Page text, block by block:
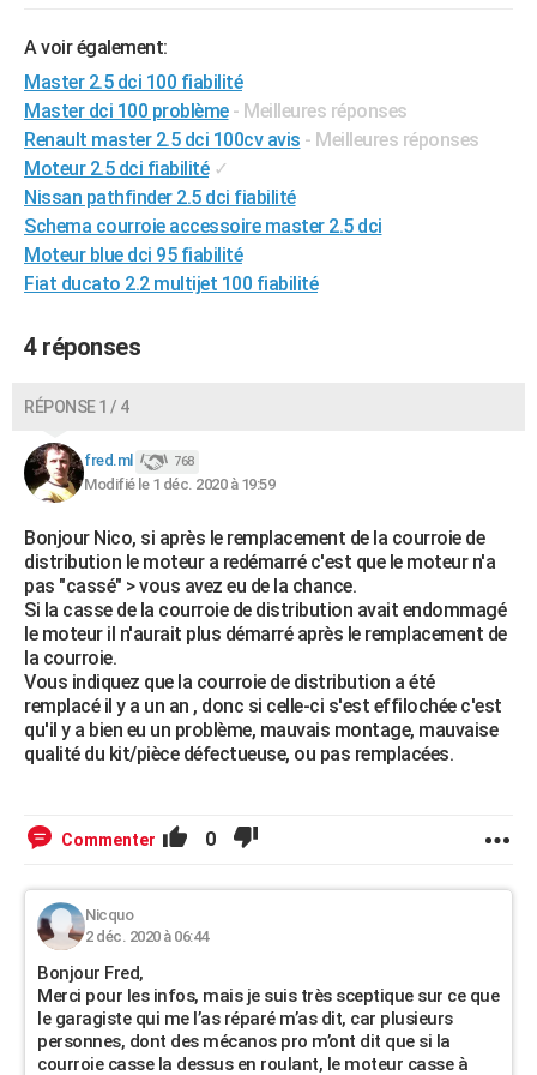
A voir également:
Master 2.5 dci 100 fiabilité
Master dci 100 problème - Meilleures réponses
Renault master 2.5 dci 100cv avis - Meilleures réponses
Moteur 2.5 dci fiabilité ✓
Nissan pathfinder 2.5 dci fiabilité
Schema courroie accessoire master 2.5 dci
Moteur blue dci 95 fiabilité
Fiat ducato 2.2 multijet 100 fiabilité
4 réponses
RÉPONSE 1 / 4
fred.ml 768
Modifié le 1 déc. 2020 à 19:59
Bonjour Nico, si après le remplacement de la courroie de
distribution le moteur a redémarré c'est que le moteur n'a
pas "cassé" > vous avez eu de la chance.
Si la casse de la courroie de distribution avait endommagé
le moteur il n'aurait plus démarré après le remplacement de
la courroie.
Vous indiquez que la courroie de distribution a été
remplacé il y a un an , donc si celle-ci s'est effilochée c'est
qu'il y a bien eu un problème, mauvais montage, mauvaise
qualité du kit/pièce défectueuse, ou pas remplacées.
Commenter 0
Nicquo
2 déc. 2020 à 06:44
Bonjour Fred,
Merci pour les infos, mais je suis très sceptique sur ce que
le garagiste qui me l’as réparé m’as dit, car plusieurs
personnes, dont des mécanos pro m’ont dit que si la
courroie casse la dessus en roulant, le moteur casse à